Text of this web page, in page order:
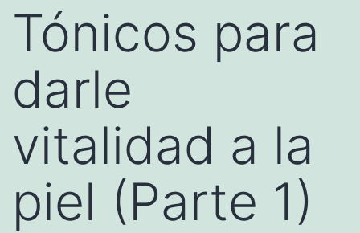
Tónicos para
darle
vitalidad a la
piel (Parte 1)